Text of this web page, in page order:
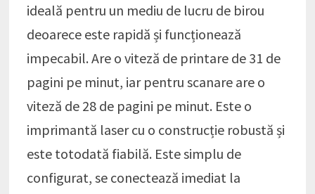
ideală pentru un mediu de lucru de birou
deoarece este rapidă și funcționează
impecabil. Are o viteză de printare de 31 de
pagini pe minut, iar pentru scanare are o
viteză de 28 de pagini pe minut. Este o
imprimantă laser cu o construcție robustă și
este totodată fiabilă. Este simplu de
configurat, se conectează imediat la